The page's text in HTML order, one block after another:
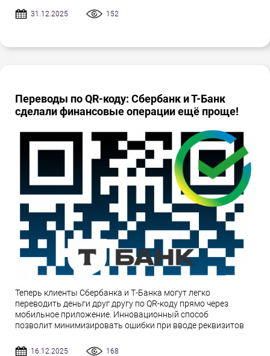
31.12.2025 152
Переводы по QR-коду: Сбербанк и Т-Банк
сделали финансовые операции ещё проще!
Теперь клиенты Сбербанка и Т-Банка могут легко
переводить деньги друг другу по QR-коду прямо через
мобильное приложение. Инновационный способ
позволит минимизировать ошибки при вводе реквизитов
16.12.2025 168